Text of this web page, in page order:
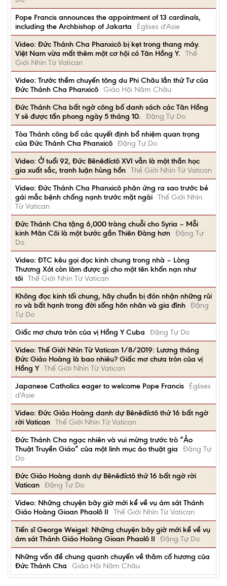
Pope Francis announces the appointment of 13 cardinals,
including the Archbishop of Jakarta
Églises d'Asie
Video: Đức Thánh Cha Phanxicô bị kẹt trong thang máy.
Việt Nam vừa mất thêm một cơ hội có Tân Hồng Y.
Thế
Giới Nhìn Từ Vatican
Video: Trước thềm chuyến tông du Phi Châu lần thứ Tư của
Đức Thánh Cha Phanxicô Giáo Hội Năm Châu
Đức Thánh Cha bất ngờ công bố danh sách các Tân Hồng
Y sẽ được tấn phong ngày 5 tháng 10.
Đặng Tự Do
Tòa Thánh công bố các quyết định bổ nhiệm quan trọng
của Đức Thánh Cha Phanxicô Đặng Tự Do
Video: Ở tuổi 92, Đức Bênêđíctô XVI vẫn là một thần học
gia xuất sắc, tranh luận hùng hồn Thế Giới Nhìn Từ Vatican
Video: Đức Thánh Cha Phanxicô phản ứng ra sao trước bé
gái mắc bệnh chống nạnh trước mặt ngài Thế Giới Nhìn
Từ Vatican
Đức Thánh Cha tặng 6,000 tràng chuỗi cho Syria – Mỗi
kinh Mân Côi là một bước gần Thiên Đàng hơn Đặng Tự
Do
Video: ĐTC kêu gọi đọc kinh chung trong nhà – Lòng
Thương Xót còn làm được gì cho một tên khốn nạn như
tôi Thế Giới Nhìn Từ Vatican
Không đọc kinh tối chung, hãy chuẩn bị đón nhận những rủi
ro và bất hạnh trong đời sống hôn nhân và gia đình Đặng
Tự Do
Giấc mơ chưa tròn của vị Hồng Y Cuba
Đặng Tự Do
Video: Thế Giới Nhìn Từ Vatican 1/8/2019: Lương tháng
Đức Giáo Hoàng là bao nhiêu? Giấc mơ chưa tròn của vị
Hồng Y Thế Giới Nhìn Từ Vatican
Japanese Catholics eager to welcome Pope Francis
Églises
d'Asie
Video: Đức Giáo Hoàng danh dự Bênêđíctô thứ 16 bất ngờ
rời Vatican Thế Giới Nhìn Từ Vatican
Đức Thánh Cha ngạc nhiên và vui mừng trước trò “Ảo
Thuật Truyền Giáo” của một linh mục ảo thuật gia
Đặng Tự
Do
Đức Giáo Hoàng danh dự Bênêđíctô thứ 16 bất ngờ rời
Vatican Đặng Tự Do
Video: Những chuyện bây giờ mới kể về vụ ám sát Thánh
Giáo Hoàng Gioan Phaolô II
Thế Giới Nhìn Từ Vatican
Tiến sĩ George Weigel: Những chuyện bây giờ mới kể về vụ
ám sát Thánh Giáo Hoàng Gioan Phaolô II
Đặng Tự Do
Những vấn đề chung quanh chuyến về thăm cố hương của
Đức Thánh Cha
Giáo Hội Năm Châu